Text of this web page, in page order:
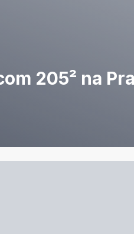
205² na